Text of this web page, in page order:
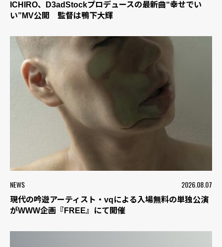
ICHIRO、D3adStockプロデュースの最新曲“幸せでい
い”MV公開 監督は鴨下大輝
NEWS 2026.08.07
現代の吟遊アーティスト・vqによる入場無料の単独公演
がWWW企画『FREE』にて開催